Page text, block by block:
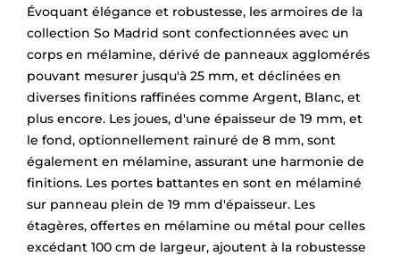
Évoquant élégance et robustesse, les armoires de la
collection So Madrid sont confectionnées avec un
corps en mélamine, dérivé de panneaux agglomérés
pouvant mesurer jusqu'à 25 mm, et déclinées en
diverses finitions raffinées comme Argent, Blanc, et
plus encore. Les joues, d'une épaisseur de 19 mm, et
le fond, optionnellement rainuré de 8 mm, sont
également en mélamine, assurant une harmonie de
finitions. Les portes battantes en sont en mélaminé
sur panneau plein de 19 mm d'épaisseur. Les
étagères, offertes en mélamine ou métal pour celles
excédant 100 cm de largeur, ajoutent à la robustesse